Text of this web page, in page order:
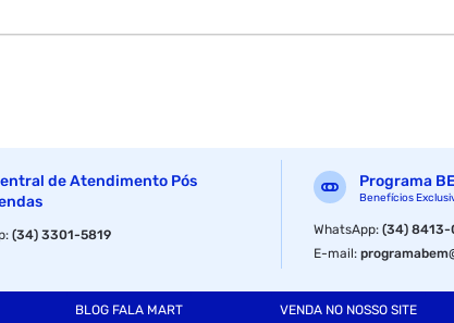
de Atendimento Pós
:(34) 3301-5819
Programa
Benefícios
WhatsApp:(34) 8413-
E-mail:
BLOG FALA MART VENDA NO NOSSO SITE